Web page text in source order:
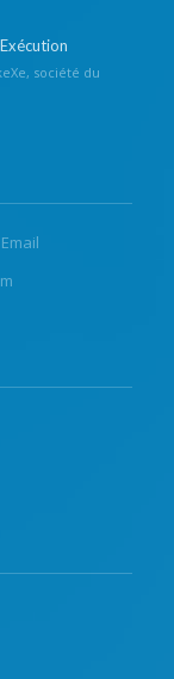
société du
Email